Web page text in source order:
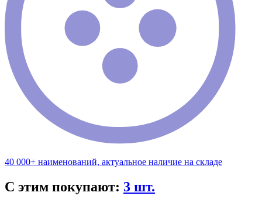
40 000+ наименований, актуальное наличие на складе
С этим покупают: 3 шт.